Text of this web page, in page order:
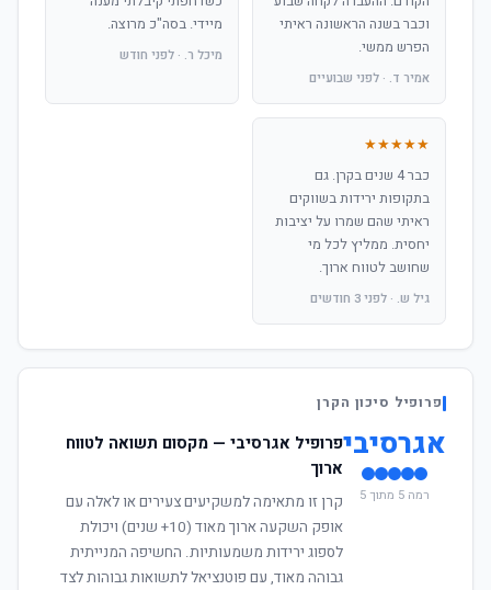
וכבר בשנה הראשונה ראיתי
הפרש ממשי.
אמיר ד. · לפני שבועיים
מיידי. בסה"כ מרוצה.
מיכל ר. · לפני חודש
★★★★★
כבר 4 שנים בקרן. גם
בתקופות ירידות בשווקים
ראיתי שהם שמרו על יציבות
יחסית. ממליץ לכל מי
שחושב לטווח ארוך.
גיל ש. · לפני 3 חודשים
פרופיל סיכון הקרן
אגרסיבי
רמה 5 מתוך 5
פרופיל אגרסיבי — מקסום תשואה לטווח
ארוך
קרן זו מתאימה למשקיעים צעירים או לאלה עם
אופק השקעה ארוך מאוד (10+ שנים) ויכולת
לספוג ירידות משמעותיות. החשיפה המנייתית
גבוהה מאוד, עם פוטנציאל לתשואות גבוהות לצד